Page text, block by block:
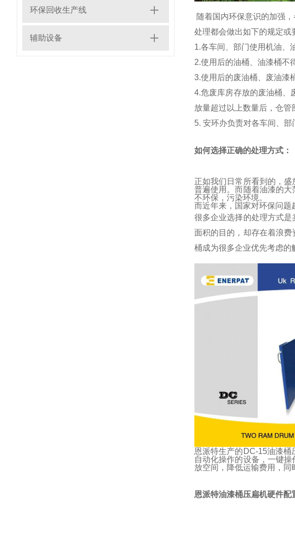
环保回收生产线
辅助设备
随着国内环保意识的加强
处理都会做出如下的规定或
1.各车间、部门使用机油、
2.使用后的油桶、油漆桶不
3.使用后的废油桶、废油漆
4.危废库房存放的废油桶、
放量超过以上数量后，仓管
5. 安环办负责对各车间、
如何选择正确的处理方式：
正如我们 日常 所看到的，
普遍使用。而随着油漆的
不环保，污染环境。
而近年来，国家对环保问题
很多企业选择的处理方式是
面积的目的，却存在着浪
桶成为很多企业优先考虑的
恩派特生产的DC-15油漆
自动化操作的设备，一键
放空间，降低运输费用，同
恩派特油漆桶压扁机硬件配